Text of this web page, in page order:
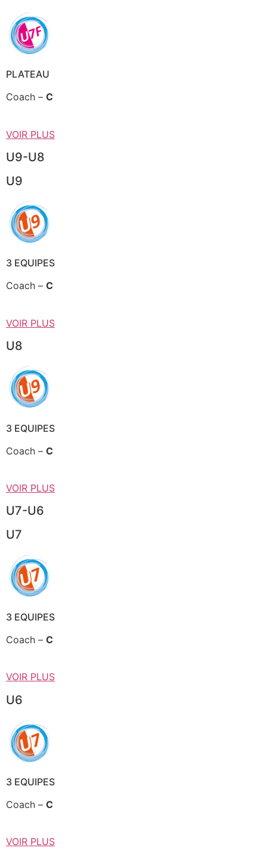
PLATEAU
Coach – C
VOIR PLUS
U9-U8
U9
3 EQUIPES
Coach – C
VOIR PLUS
U8
3 EQUIPES
Coach – C
VOIR PLUS
U7-U6
U7
3 EQUIPES
Coach – C
VOIR PLUS
U6
3 EQUIPES
Coach – C
VOIR PLUS